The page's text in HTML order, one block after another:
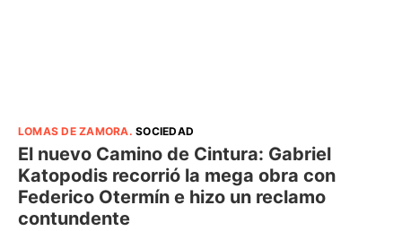
LOMAS DE ZAMORA.SOCIEDAD
El nuevo Camino de Cintura: Gabriel
Katopodis recorrió la mega obra con
Federico Otermín e hizo un reclamo
contundente